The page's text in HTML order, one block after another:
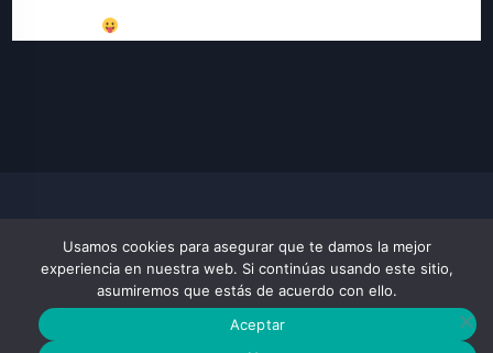
VIRTUAL RACING XPERIENCE
COMUNIDAD SIMRACIG RFACTOR2 CARRERAS Y CAMPEONATOS VIRTUALES
Usamos cookies para asegurar que te damos la mejor
experiencia en nuestra web. Si continúas usando este sitio,
asumiremos que estás de acuerdo con ello.
Aceptar